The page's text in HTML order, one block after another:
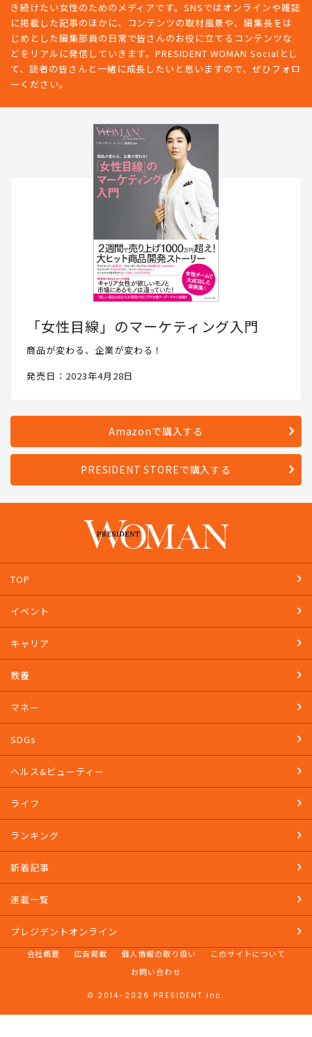
き続けたい女性のためのメディアです。SNSではオンラインや雑誌
に掲載した記事のほかに、コンテンツの取材風景や、編集長をは
じめとした編集部員の日常で皆さんのお役に立てるコンテンツな
どをリアルに発信していきます。PRESIDENT WOMAN Socialとし
て、読者の皆さんと一緒に成長したいと思いますので、ぜひフォロ
ーください。
「女性目線」のマーケティング入門
商品が変わる、企業が変わる！
発売日：2023年4月28日
Amazonで購入する
PRESIDENT STOREで購入する
TOP
イベント
キャリア
教養
マネー
SDGs
ヘルス&ビューティー
ライフ
ランキング
新着記事
連載一覧
プレジデントオンライン
会社概要 広告掲載 個人情報の取り扱い
このサイトについて
お問い合わせ
© 2014-2026 PRESIDENT Inc.